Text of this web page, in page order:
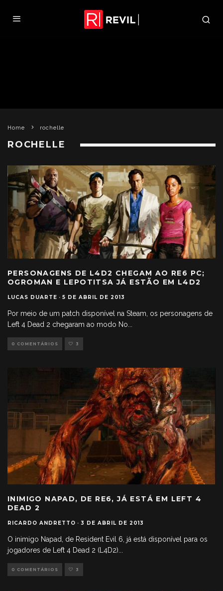
Home rochelle
ROCHELLE
PERSONAGENS DE L4D2 CHEGAM AO RE6 PC;
OGROMAN E LEPOTITSA JÁ ESTÃO EM L4D2
LUCAS DUARTE · 5 DE ABRIL DE 2013
Por meio de um patch disponível na Steam, os personagens de
Left 4 Dead 2 chegaram ao modo No
0 COMENTÁRIOS 3
INIMIGO NAPAD, DE RE6, JÁ ESTÁ EM LEFT 4
DEAD 2
RICARDO ANDRETTO · 3 DE ABRIL DE 2013
O inimigo Napad, de Resident Evil 6, já está disponível para os
jogadores de Left 4 Dead 2 (L4D2)...
0 COMENTÁRIOS 3